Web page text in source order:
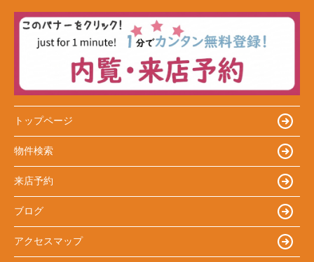
トップページ
物件検索
来店予約
ブログ
アクセスマップ